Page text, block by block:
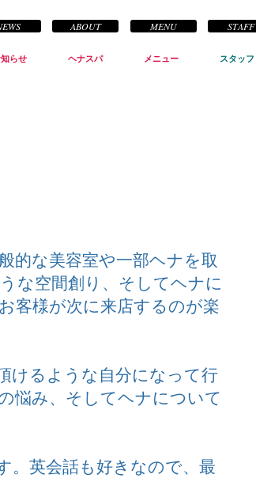
ABOUT MENU STAFF
知らせ ヘナスパ メニュー スタッフ
的な美容室や一部ヘナを取
な空間創り、そしてヘナに
客様が次に来店するのが楽
けるような自分になって行
悩み、そしてヘナについて
。英会話も好きなので、最